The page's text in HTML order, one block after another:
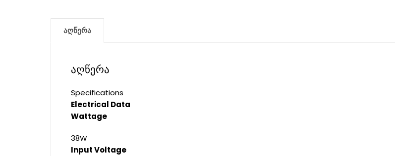
აღწერა
აღწერა
Specifications
Electrical Data
Wattage
38W
Input Voltage